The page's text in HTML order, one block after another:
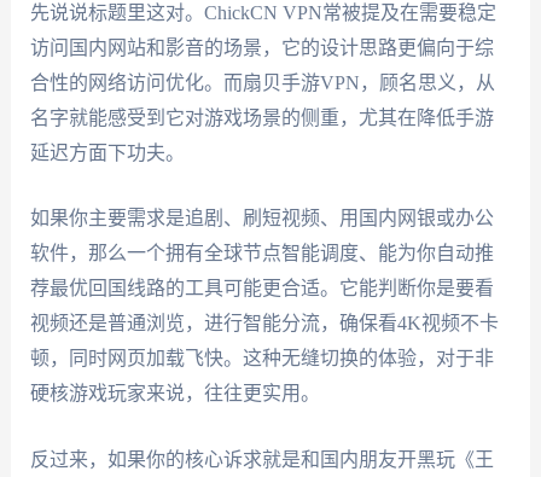
先说说标题里这对。ChickCN VPN常被提及在需要稳定
访问国内网站和影音的场景，它的设计思路更偏向于综
合性的网络访问优化。而扇贝手游VPN，顾名思义，从
名字就能感受到它对游戏场景的侧重，尤其在降低手游
延迟方面下功夫。
如果你主要需求是追剧、刷短视频、用国内网银或办公
软件，那么一个拥有全球节点智能调度、能为你自动推
荐最优回国线路的工具可能更合适。它能判断你是要看
视频还是普通浏览，进行智能分流，确保看4K视频不卡
顿，同时网页加载飞快。这种无缝切换的体验，对于非
硬核游戏玩家来说，往往更实用。
反过来，如果你的核心诉求就是和国内朋友开黑玩《王